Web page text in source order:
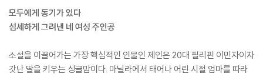
표는 여러분께 기쁨을 드리는 겁니다!” 리사는 히죽히죽 바보 같은 미소를
띤 채, 마치 견습 수녀처럼 두 손을 맞잡고 고개를 조아리는 시늉을 하며 조
로 발음한다. “왜냐하면 아기를 갖는 것은 기쁘으-은 일이어야 하니까요!”
--- p.155
모두에게 동기가 있다
섬세하게 그려낸 네 여성 주인공
소설을 이끌어가는 가장 핵심적인 인물인 제인은 20대 필리핀 이민자이자
갓난 딸을 키우는 싱글맘이다. 마닐라에서 태어나 어린 시절 엄마를 따라